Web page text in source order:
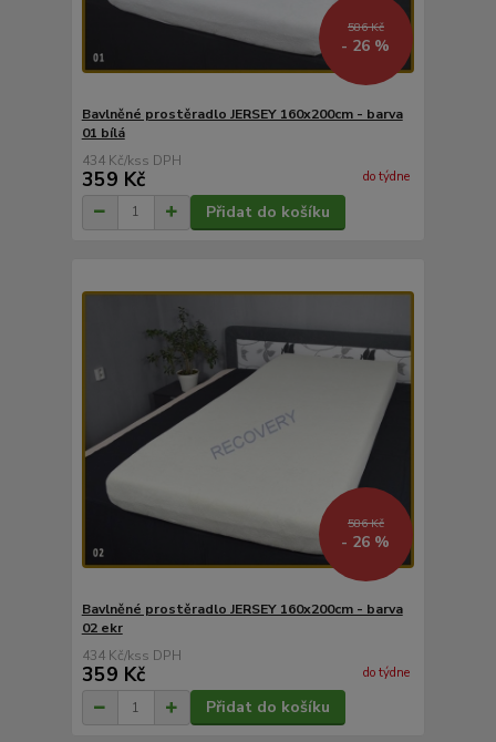
586 Kč
- 26 %
Bavlněné prostěradlo JERSEY 160x200cm - barva
01 bílá
434 Kč/ks
359 Kč do týdne
Přidat do košíku
586 Kč
- 26 %
Bavlněné prostěradlo JERSEY 160x200cm - barva
02 ekr
434 Kč/ks
359 Kč do týdne
Přidat do košíku